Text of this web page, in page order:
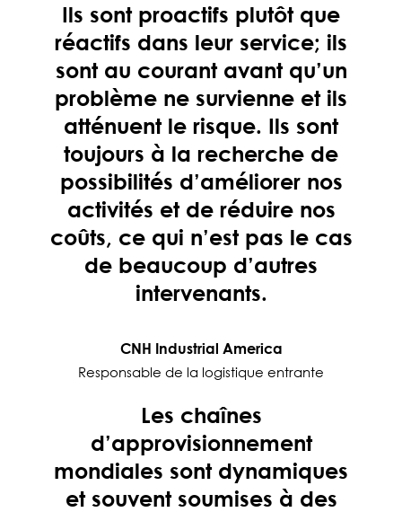
Ils sont proactifs plutôt que
réactifs dans leur service; ils
sont au courant avant qu’un
problème ne survienne et ils
atténuent le risque. Ils sont
toujours à la recherche de
possibilités d’améliorer nos
activités et de réduire nos
coûts, ce qui n’est pas le cas
de beaucoup d’autres
intervenants.
CNH Industrial America
Responsable de la logistique entrante
Les chaînes
d’approvisionnement
mondiales sont dynamiques
et souvent soumises à des